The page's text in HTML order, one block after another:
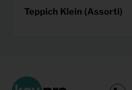
Teppich Klein (Assorti)